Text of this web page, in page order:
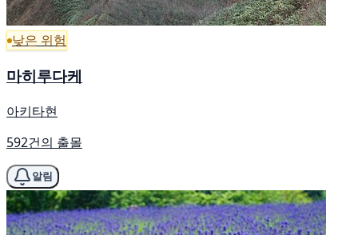
낮은 위험
마히루다케
아키타현
592건의 출몰
알림